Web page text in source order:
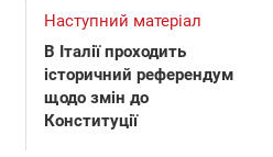
Наступний матеріал
В Італії проходить
історичний референдум
щодо змін до
Конституції